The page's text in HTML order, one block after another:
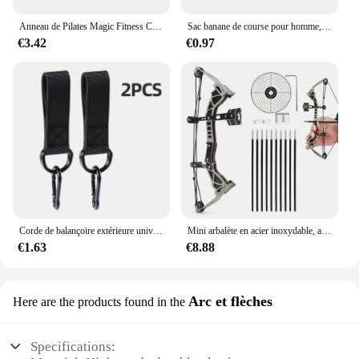
Anneau de Pilates Magic Fitness Circle pour tonifier les cuisses, les abdominaux et les jambes, entraînement sportif du corps, yoga
€3.42
Sac banane de course pour homme, sac banane de sport, sac à dos d'hydratation d'eau, sac de téléphone, accessoires de course
€0.97
€1.63
Mini arbalète en acier inoxydable, arc et flèche en métal, accessoires de chasse, tir à l'arc, loisirs soulignés, instituts de tir, divertissement, sport
€8.88
Here are the products found in the Arc et flèches
Specifications: